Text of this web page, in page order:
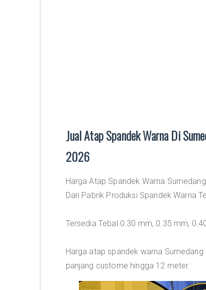
Jual Atap Spandek Warna Di
2026
Harga Atap Spandek Warna
Dari Pabrik Produksi Spandek Warna
Tersedia Tebal 0.30 mm, 0.35 mm,
Harga atap spandek warna
panjang custome hingga 12 meter.